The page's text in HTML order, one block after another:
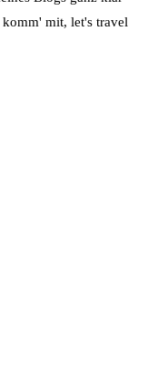
mit, let's travel